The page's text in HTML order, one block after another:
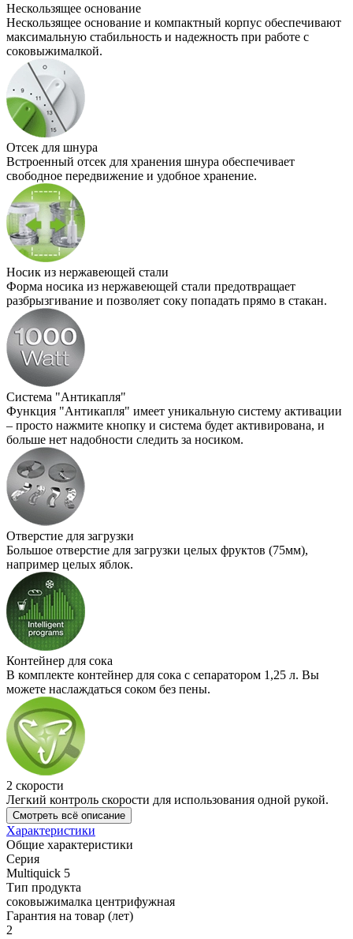
Нескользящее основание
Нескользящее основание и компактный корпус обеспечивают
максимальную стабильность и надежность при работе с
соковыжималкой.
Отсек для шнура
Встроенный отсек для хранения шнура обеспечивает
свободное передвижение и удобное хранение.
Носик из нержавеющей стали
Форма носика из нержавеющей стали предотвращает
разбрызгивание и позволяет соку попадать прямо в стакан.
Система "Антикапля"
Функция "Антикапля" имеет уникальную систему активации
– просто нажмите кнопку и система будет активирована, и
больше нет надобности следить за носиком.
Отверстие для загрузки
Большое отверстие для загрузки целых фруктов (75мм),
например целых яблок.
Контейнер для сока
В комплекте контейнер для сока с сепаратором 1,25 л. Вы
можете наслаждаться соком без пены.
2 скорости
Легкий контроль скорости для использования одной рукой.
Смотреть всё описание
Характеристики
Общие характеристики
Серия
Multiquick 5
Тип продукта
соковыжималка центрифужная
Гарантия на товар (лет)
2